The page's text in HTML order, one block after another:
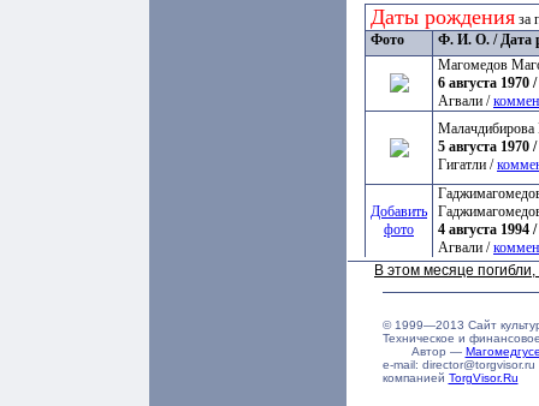
Даты рождения за
Фото
Ф. И. О. / Дата
Магомедов
6 августа 1970
Агвали /
5 августа 1970
Гигатли /
Добавить
фото
4 августа 1994
Агвали /
В этом месяце
© 1999—2013 Сайт
Техническое и
Автор —
e-mail:
компанией TorgVisor.Ru